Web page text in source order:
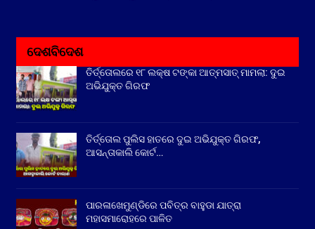
ଦେଶବିଦେଶ
ତିର୍ତ୍ତୋଲରେ ୧୮ ଲକ୍ଷ ଟଙ୍କା ଆତ୍ମସାତ୍ ମାମଲା: ଦୁଇ
ଅଭିଯୁକ୍ତ ଗିରଫ
ତିର୍ତ୍ତୋଲ ପୁଲିସ ହାତରେ ଦୁଇ ଅଭିଯୁକ୍ତ ଗିରଫ,
ଆସନ୍ତାକାଲି କୋର୍ଟ…
ପାରଳାଖେମୁଣ୍ଡିରେ ପବିତ୍ର ବାହୁଡା ଯାତ୍ରା
ମହାସମାରୋହରେ ପାଳିତ